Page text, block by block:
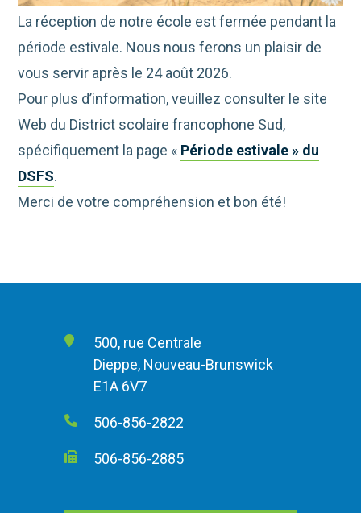
La réception de notre école est fermée pendant la
période estivale. Nous nous ferons un plaisir de
vous servir après le 24 août 2026.
Pour plus d’information, veuillez consulter le site
Web du District scolaire francophone Sud,
spécifiquement la page « Période estivale » du
DSFS.
Merci de votre compréhension et bon été!
500, rue Centrale
Dieppe, Nouveau-Brunswick
E1A 6V7
506-856-2822
506-856-2885